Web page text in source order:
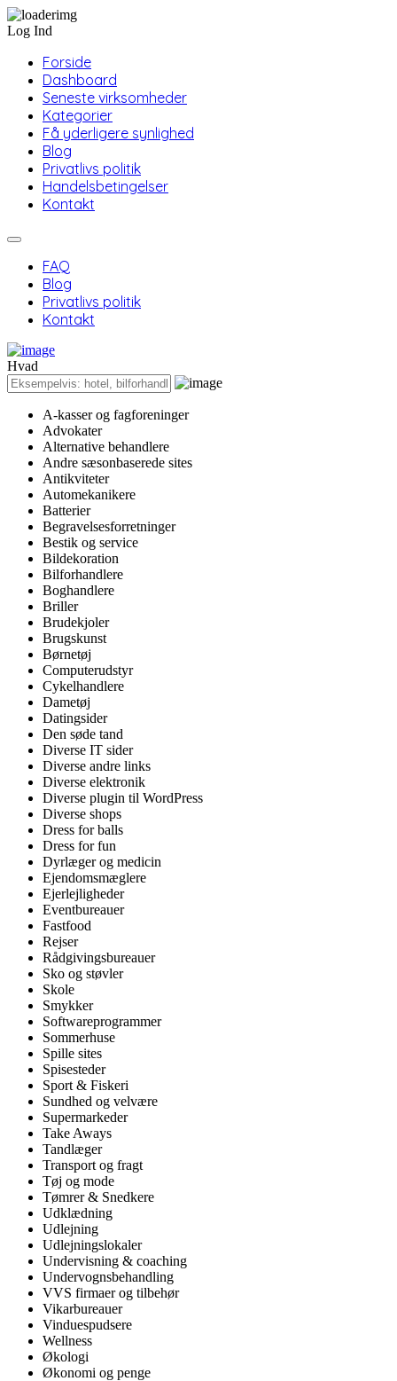
Log Ind
Forside
Dashboard
Seneste virksomheder
Kategorier
Få yderligere synlighed
Blog
Privatlivs politik
Handelsbetingelser
Kontakt
FAQ
Blog
Privatlivs politik
Kontakt
Hvad
A-kasser og fagforeninger
Advokater
Alternative behandlere
Andre sæsonbaserede sites
Antikviteter
Automekanikere
Batterier
Begravelsesforretninger
Bestik og service
Bildekoration
Bilforhandlere
Boghandlere
Briller
Brudekjoler
Brugskunst
Børnetøj
Computerudstyr
Cykelhandlere
Dametøj
Datingsider
Den søde tand
Diverse IT sider
Diverse andre links
Diverse elektronik
Diverse plugin til WordPress
Diverse shops
Dress for balls
Dress for fun
Dyrlæger og medicin
Ejendomsmæglere
Ejerlejligheder
Eventbureauer
Fastfood
Rejser
Rådgivingsbureauer
Sko og støvler
Skole
Smykker
Softwareprogrammer
Sommerhuse
Spille sites
Spisesteder
Sport & Fiskeri
Sundhed og velvære
Supermarkeder
Take Aways
Tandlæger
Transport og fragt
Tøj og mode
Tømrer & Snedkere
Udklædning
Udlejning
Udlejningslokaler
Undervisning & coaching
Undervognsbehandling
VVS firmaer og tilbehør
Vikarbureauer
Vinduespudsere
Wellness
Økologi
Økonomi og penge